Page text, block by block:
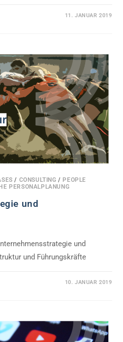
11. JANUAR 2019
/ CONSULTING / PEOPLE
PERSONALPLANUNG
und
und
und Führungskräfte
10. JANUAR 2019